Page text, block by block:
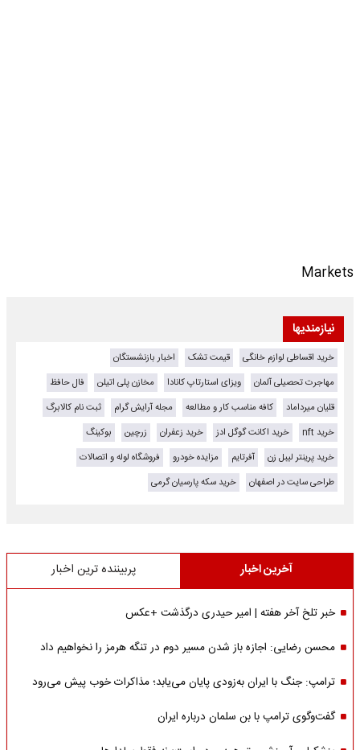
Markets
نیازمندیها
خرید اقساطی لوازم خانگی قیمت تشک
اخبار بازنشستگان
مهاجرت تحصیلی آلمان
ویزای استارتاپ کانادا مخازن پلی اتیلن
فال حافظ
قلیان میرداماد
کافه مناسب کار و مطالعه مجله آرایش گرام
ثبت نام کالابرگ
خرید nft
خرید اکانت گوگل ادز خرید زعفران زرچین
بوکینگ
خرید پرینتر لیبل زن
آفرتایم مزایده خودرو
فروشگاه لوله و اتصالات
طراحی سایت در اصفهان
خرید سکه پارسیان گرمی
آخرین اخبار پربیننده ترین اخبار
خبر تلخ آخر هفته | امیر حیدری درگذشت +عکس
محسن رضایی: اجازه باز شدن مسیر دوم در تنگه هرمز را نخواهیم داد
ترامپ: جنگ با ایران به‌زودی پایان می‌یابد؛ مذاکرات خوب پیش می‌رود
گفت‌وگوی ترامپ با بن سلمان درباره ایران